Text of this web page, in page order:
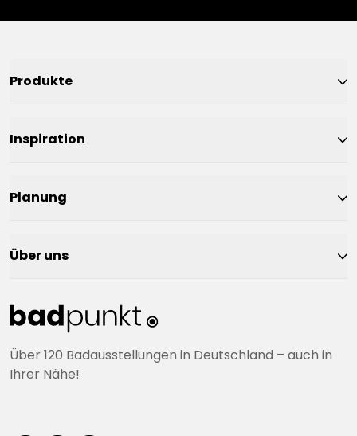
Über 120 Badausstellungen in Deutschland – auch in
Ihrer Nähe!
Produkte
Inspiration
Planung
Über uns